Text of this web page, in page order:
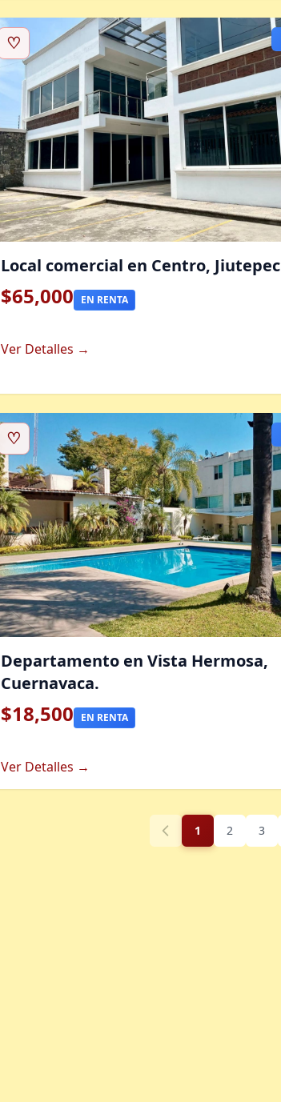
♡
Local comercial en Centro,
$65,000 EN RENTA
Ver Detalles →
♡
Departamento en Vista Hermosa,
Cuernavaca.
$18,500 EN RENTA
Ver Detalles →
1 2 3